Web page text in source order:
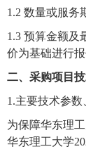
1.2 数量或服务
1.3 预算金额及
价为基础进行报
二、采购项目
1.主要技术参
为保障华东理
华东理工大学